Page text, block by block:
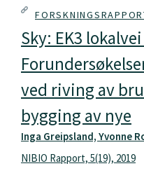
Sky: EK3
ved riving av
bygging av nye
Inga Greipsland, Yvonne
NIBIO Rapport, 5(19), 2019